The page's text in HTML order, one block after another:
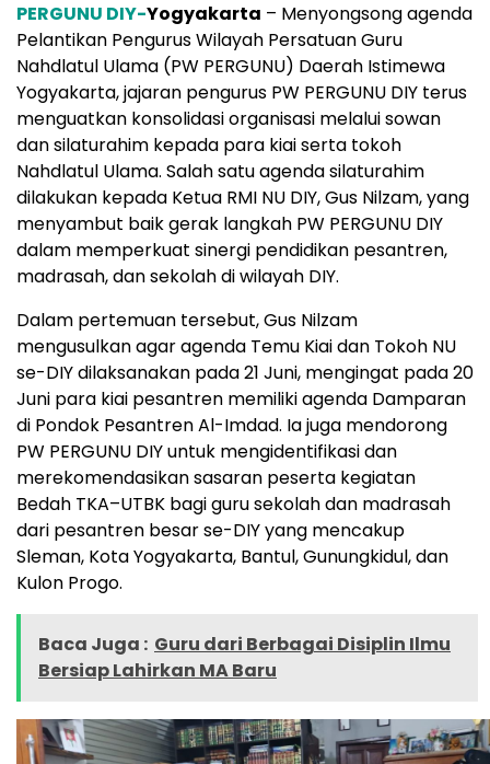
PERGUNU DIY-Yogyakarta – Menyongsong agenda
Pelantikan Pengurus Wilayah Persatuan Guru
Nahdlatul Ulama (PW PERGUNU) Daerah Istimewa
Yogyakarta, jajaran pengurus PW PERGUNU DIY terus
menguatkan konsolidasi organisasi melalui sowan
dan silaturahim kepada para kiai serta tokoh
Nahdlatul Ulama. Salah satu agenda silaturahim
dilakukan kepada Ketua RMI NU DIY, Gus Nilzam, yang
menyambut baik gerak langkah PW PERGUNU DIY
dalam memperkuat sinergi pendidikan pesantren,
madrasah, dan sekolah di wilayah DIY.
Dalam pertemuan tersebut, Gus Nilzam
mengusulkan agar agenda Temu Kiai dan Tokoh NU
se-DIY dilaksanakan pada 21 Juni, mengingat pada 20
Juni para kiai pesantren memiliki agenda Damparan
di Pondok Pesantren Al-Imdad. Ia juga mendorong
PW PERGUNU DIY untuk mengidentifikasi dan
merekomendasikan sasaran peserta kegiatan
Bedah TKA–UTBK bagi guru sekolah dan madrasah
dari pesantren besar se-DIY yang mencakup
Sleman, Kota Yogyakarta, Bantul, Gunungkidul, dan
Kulon Progo.
Baca Juga : Guru dari Berbagai Disiplin Ilmu
Bersiap Lahirkan MA Baru